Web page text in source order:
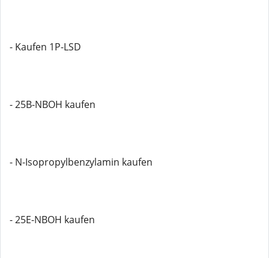
- Kaufen 1P-LSD
- 25B-NBOH kaufen
- N-Isopropylbenzylamin kaufen
- 25E-NBOH kaufen